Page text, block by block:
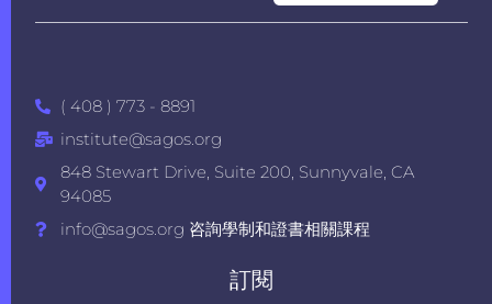
( 408 ) 773 - 8891
institute@sagos.org
848 Stewart Drive, Suite 200, Sunnyvale, CA
94085
info@sagos.org 咨詢學制和證書相關課程
訂閱